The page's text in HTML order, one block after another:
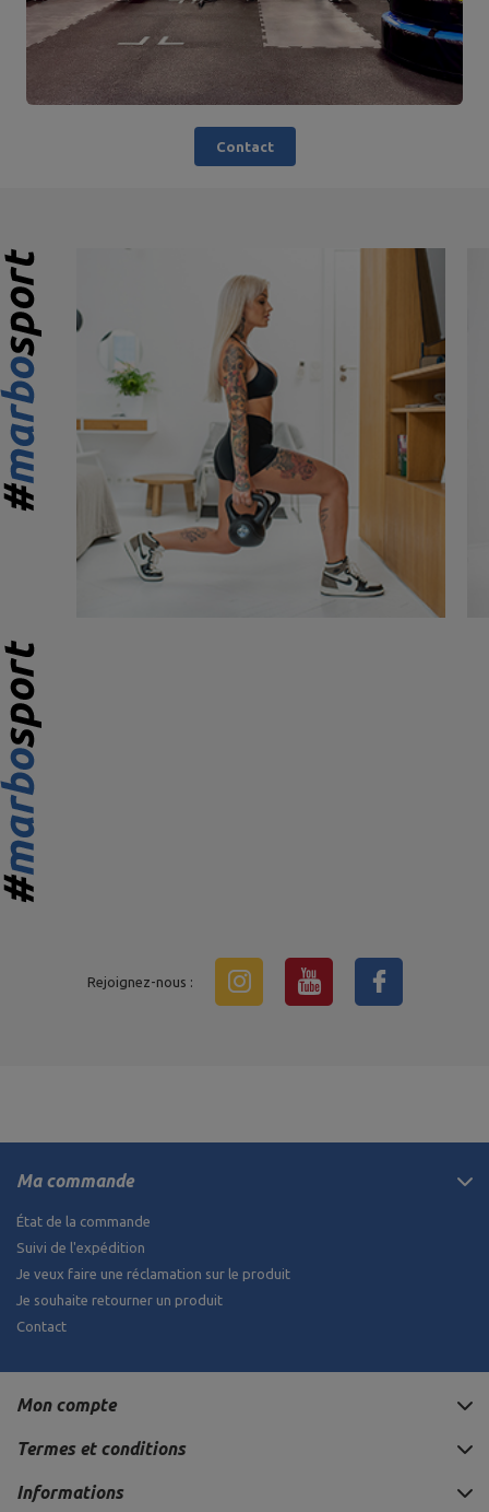
Contact
Rejoignez-nous :
Ma commande
État de la commande
Suivi de l'expédition
Je veux faire une réclamation sur le produit
Je souhaite retourner un produit
Contact
Mon compte
Termes et conditions
Informations